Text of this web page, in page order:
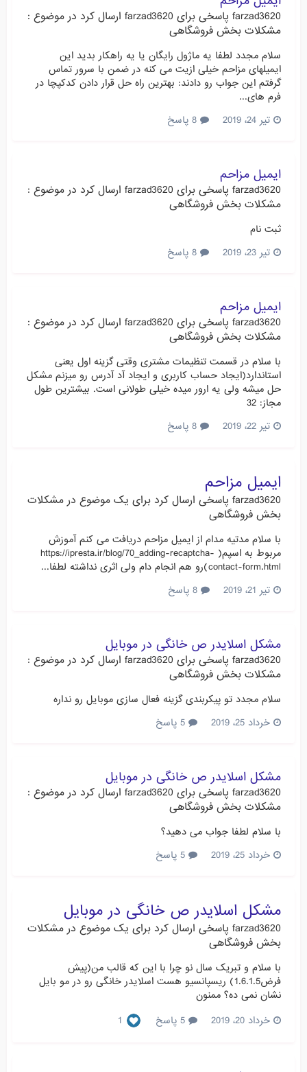
farzad3620 پاسخی برای farzad3620 ارسال کرد در موضوع :
مشکلات بخش فروشگاهی
سلام مجدد لطفا یه ماژول رایگان یا یه راهکار بدید این
ایمیلهای مزاحم خیلی ازیت می کنه در ضمن با سرور تماس
گرفتم این جواب رو دادند: بهترین راه حل قرار دادن کدکپچا در
فرم های...
تیر 24، 2019
ایمیل مزاحم
farzad3620 پاسخی برای farzad3620 ارسال کرد در موضوع :
مشکلات بخش فروشگاهی
ثبت نام
تیر 23، 2019
ایمیل مزاحم
farzad3620 پاسخی برای farzad3620 ارسال کرد در موضوع :
مشکلات بخش فروشگاهی
با سلام در قسمت تنظیمات مشتری وقتی گزینه اول یعنی
استاندارد(ایجاد حساب کاربری و ایجاد آد آدرس رو میزنم مشکل
حل میشه ولی یه ارور میده خیلی طولانی است. بیشترین طول
مجاز: 32
تیر 22، 2019
ایمیل مزاحم
farzad3620 پاسخی ارسال کرد برای یک موضوع در مشکلات
بخش فروشگاهی
با سلام مدتیه مدام از ایمیل مزاحم دریافت می کنم آموزش
مربوط به اسپم( https://ipresta.ir/blog/70_adding-recaptcha-
contact-form.html)رو هم انجام دام ولی اثری نداشته لطفا...
تیر 21، 2019
مشکل اسلایدر ص خانگی در موبایل
farzad3620 پاسخی برای farzad3620 ارسال کرد در موضوع :
مشکلات بخش فروشگاهی
سلام مجدد تو پیکربندی گزینه فعال سازی موبایل رو نداره
خرداد 25، 2019
مشکل اسلایدر ص خانگی در موبایل
farzad3620 پاسخی برای farzad3620 ارسال کرد در موضوع :
مشکلات بخش فروشگاهی
با سلام لطفا جواب می دهید؟
خرداد 25، 2019
مشکل اسلایدر ص خانگی در موبایل
farzad3620 پاسخی ارسال کرد برای یک موضوع در مشکلات
بخش فروشگاهی
با سلام و تبریک سال نو چرا با این که قالب من(پیش
فرض1.6.1.5) ریسپانسیو هست اسلایدر خانگی رو در مو بایل
نشان نمی ده؟ ممنون
خرداد 20، 2019
1